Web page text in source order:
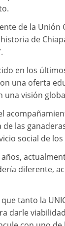
de la Unión
de
en los
una oferta
una visión
las
social de
diferente,
tanto la
darle